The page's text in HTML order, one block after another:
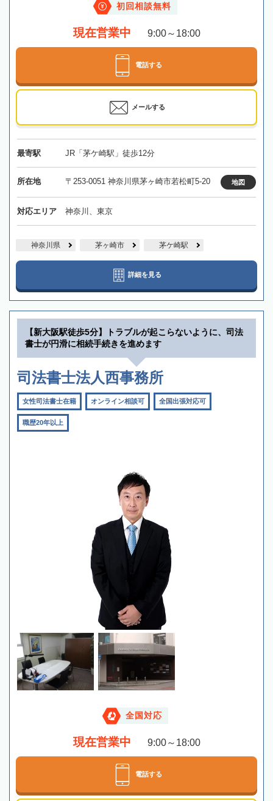
初回相談無料
現在営業中 9:00～18:00
電話する
メールする
最寄駅 JR「茅ケ崎駅」徒歩12分
所在地 〒253-0051 神奈川県茅ヶ崎市若松町5-20 地図
対応エリア 神奈川、東京
神奈川県 茅ヶ崎市 茅ケ崎駅
詳細を見る
【新大阪駅徒歩5分】トラブルが起こらないように、司法
書士が円滑に相続手続きを進めます
司法書士法人西事務所
女性司法書士在籍 オンライン相談可 全国出張対応可
職歴20年以上
全国対応
現在営業中 9:00～18:00
電話する